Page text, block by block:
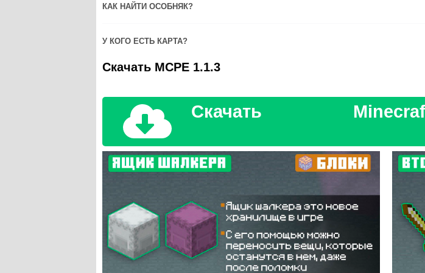
КАК НАЙТИ ОСОБНЯК?
У КОГО ЕСТЬ КАРТА?
Скачать MCPE 1.1.3
Скачать